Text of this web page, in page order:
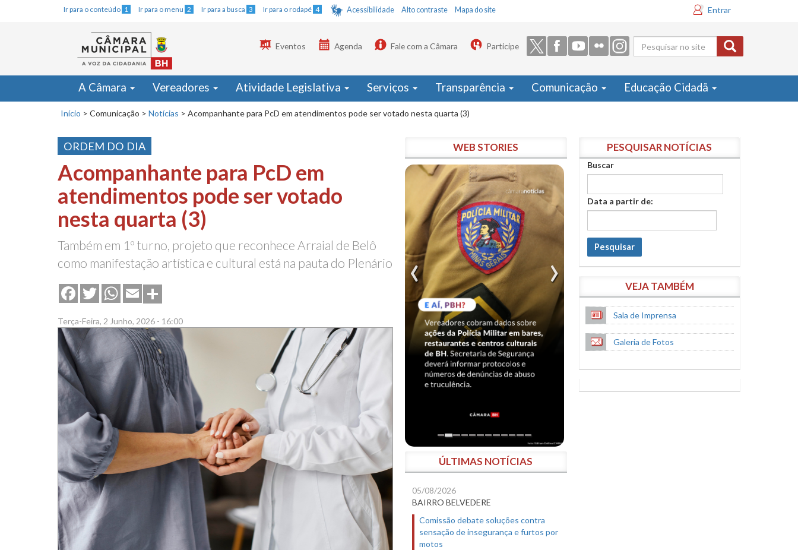
Ir para o conteúdo 1 Ir para o menu 2 Ir para a busca 3 Ir para o rodapé 4 Acessibilidade Alto contraste Mapa do site Entrar
Formulário
de busca
Eventos Agenda Fale com a Câmara Participe
A Câmara Vereadores Atividade Legislativa Serviços Transparência Comunicação Educação Cidadã
Início > Comunicação > Notícias > Acompanhante para PcD em atendimentos pode ser votado nesta quarta (3)
ORDEM DO DIA
Acompanhante para PcD em
atendimentos pode ser votado
nesta quarta (3)
Também em 1º turno, projeto que reconhece Arraial de Belô
como manifestação artística e cultural está na pauta do Plenário
FacebookTwitterWhatsApp
Email
Terça-Feira, 2 Junho, 2026 - 16:00
WEB STORIES
ÚLTIMAS NOTÍCIAS
05/08/2026
BAIRRO BELVEDERE
Comissão debate soluções contra
sensação de insegurança e furtos por
motos
PESQUISAR NOTÍCIAS
Buscar
Data a partir de:
Pesquisar
VEJA TAMBÉM
Sala de Imprensa
Galeria de Fotos